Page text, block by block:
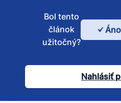
Bol tento
článok
užitočný?
Áno
Nahlásiť